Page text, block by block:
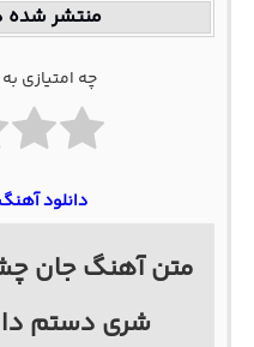
منتشر شده
چه امتیازی
دانلود
متن آهنگ جان
شری دستم